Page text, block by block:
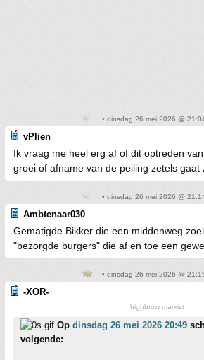
• dinsdag 26 mei 2026 @
vPlien
Ik vraag me heel erg af of dit optreden
groei of afname van de peiling zetels gaat
• dinsdag 26 mei 2026 @
Ambtenaar030
Gematigde Bikker die een middenweg
"bezorgde burgers" die af en toe een
• dinsdag 26 mei 2026 @
-XOR-
highbrow marxist
Op dinsdag 26 mei 2026 20:49
volgende: